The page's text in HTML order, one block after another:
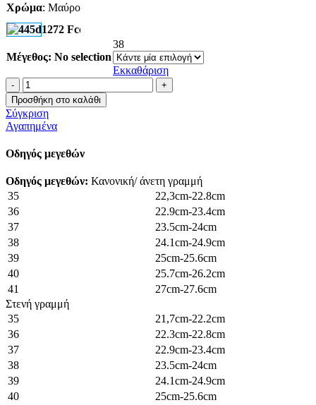
was:
24.99€.
τιμή
19.99€.
Χρώμα: Μαύρο
Μέγεθος: No selection
38
Εκκαθάριση
Loafers
με
chunkly
σόλα
ποσότητα
Προσθήκη στο καλάθι
Σύγκριση
Αγαπημένα
Οδηγός μεγεθών
Οδηγός μεγεθών: Κανονική/ άνετη γραμμή
35
22,3cm-22.8cm
36
22.9cm-23.4cm
37
23.5cm-24cm
38
24.1cm-24.9cm
39
25cm-25.6cm
40
25.7cm-26.2cm
41
27cm-27.6cm
Στενή γραμμή
35
21,7cm-22.2cm
36
22.3cm-22.8cm
37
22.9cm-23.4cm
38
23.5cm-24cm
39
24.1cm-24.9cm
40
25cm-25.6cm